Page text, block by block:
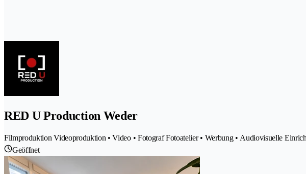
RED U Production Weder
Filmproduktion Videoproduktion • Video • Fotograf Fotoatelier • Werbung • Audiovisuelle
Geöffnet